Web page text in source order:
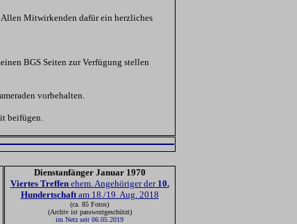
Allen Mitwirkenden dafür ein herzliches
BGS Seiten zur Verfügung stellen
vorbehalten.
beifügen.
Dienstanfänger Januar 1970
Viertes Treffen ehem. Angehöriger der10.
Hundertschaftam 18./19. Aug. 2018
(ca. 85 Fotos)
(Archiv ist passwortgeschützt)
im Netz seit 06.05.2019